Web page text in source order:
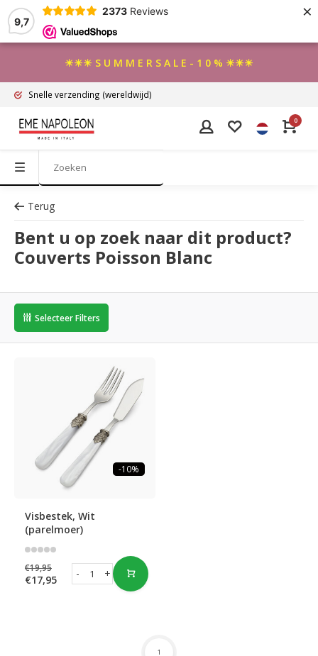
9,7
2373 Reviews ×
☀☀☀ S U M M E R S A L E - 1 0 % ☀☀☀
Snelle verzending (wereldwijd)
0
Terug
Bent u op zoek naar dit product?
Couverts Poisson Blanc
Selecteer Filters
-10%
Visbestek, Wit
(parelmoer)
€19,95
€17,95 +
-
1